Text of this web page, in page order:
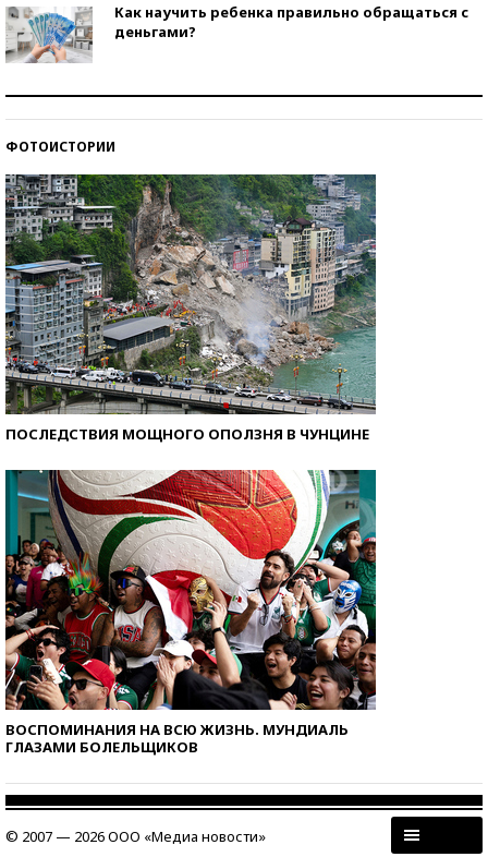
Как научить ребенка правильно обращаться с
деньгами?
ФОТОИСТОРИИ
ПОСЛЕДСТВИЯ МОЩНОГО ОПОЛЗНЯ В ЧУНЦИНЕ
ВОСПОМИНАНИЯ НА ВСЮ ЖИЗНЬ. МУНДИАЛЬ
ГЛАЗАМИ БОЛЕЛЬЩИКОВ
© 2007 — 2026 ООО «Медиа новости»